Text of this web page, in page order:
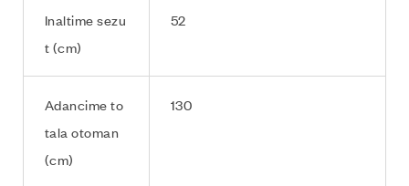
Inaltime sezu
t (cm)
52
Adancime to
tala otoman
(cm)
130